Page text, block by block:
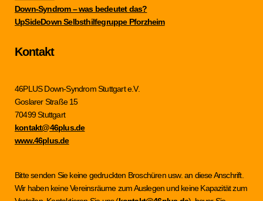
Down-Syndrom – was bedeutet das?
UpSideDown Selbsthilfegruppe Pforzheim
Kontakt
46PLUS Down-Syndrom Stuttgart e.V.
Goslarer Straße 15
70499 Stuttgart
kontakt@46plus.de
www.46plus.de
Bitte senden Sie keine gedruckten Broschüren usw. an diese Anschrift.
Wir haben keine Vereinsräume zum Auslegen und keine Kapazität zum